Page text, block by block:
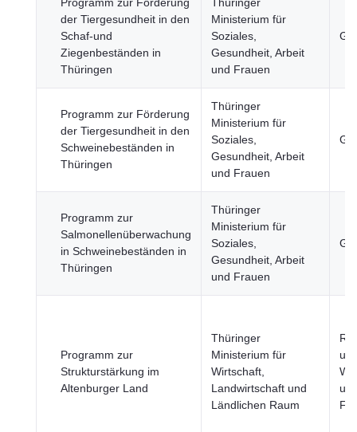
der Tiergesundheit in den
Schaf-und
Ziegenbeständen in
Thüringen
Ministerium für
Soziales,
Gesundheit, Arbeit
und Frauen
Programm zur Förderung
der Tiergesundheit in den
Schweinebeständen in
Thüringen
Thüringer
Ministerium für
Soziales,
Gesundheit, Arbeit
und Frauen
Programm zur
Salmonellenüberwachung
in Schweinebeständen in
Thüringen
Thüringer
Ministerium für
Soziales,
Gesundheit, Arbeit
und Frauen
Programm zur
Strukturstärkung im
Altenburger Land
Thüringer
Ministerium für
Wirtschaft,
Landwirtschaft und
Ländlichen Raum